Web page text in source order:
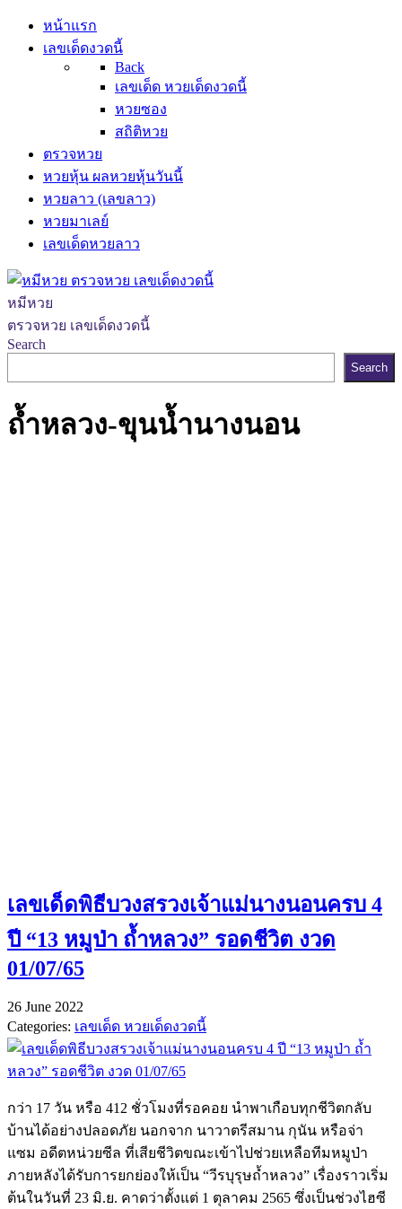
หน้าแรก
เลขเด็ดงวดนี้
Back
เลขเด็ด หวยเด็ดงวดนี้
หวยซอง
สถิติหวย
ตรวจหวย
หวยหุ้น ผลหวยหุ้นวันนี้
หวยลาว (เลขลาว)
หวยมาเลย์
เลขเด็ดหวยลาว
หมีหวย
ตรวจหวย เลขเด็ดงวดนี้
Search
Search
ถ้ำหลวง-ขุนน้ำนางนอน
เลขเด็ดพิธีบวงสรวงเจ้าแม่นางนอนครบ 4
ปี “13 หมูป่า ถ้ำหลวง” รอดชีวิต งวด
01/07/65
26 June 2022
Categories: เลขเด็ด หวยเด็ดงวดนี้
กว่า 17 วัน หรือ 412 ชั่วโมงที่รอคอย นำพาเกือบทุกชีวิตกลับ
บ้านได้อย่างปลอดภัย นอกจาก นาวาตรีสมาน กุนัน หรือจ่า
แซม อดีตหน่วยซีล ที่เสียชีวิตขณะเข้าไปช่วยเหลือทีมหมูป่า
ภายหลังได้รับการยกย่องให้เป็น “วีรบุรุษถ้ำหลวง” เรื่องราวเริ่ม
ต้นในวันที่ 23 มิ.ย. คาดว่าตั้งแต่ 1 ตุลาคม 2565 ซึ่งเป็นช่วงไฮซี